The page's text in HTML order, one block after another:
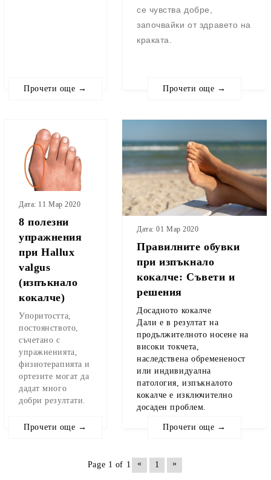
Прочети още →
се чувства добре,
започвайки от здравето на
краката.
Прочети още →
8 полезни
упражнения
при Hallux
valgus
(изпъкнало
кокалче)
Дата: 11 Мар 2020
Упоритостта,
постоянството,
съчетано с
упражненията,
физиотерапията и
ортезите могат да
дадат много
добри резултати.
Прочети още →
Правилните обувки
при изпъкнало
кокалче: Съвети и
решения
Дата: 01 Мар 2020
Досадното кокалче
Дали е в резултат на
продължителното носене на
високи токчета,
наследствена обремененост
или индивидуална
патология, изпъкналото
кокалче е изключително
досаден проблем.
Прочети още →
Page 1 of 1 « 1 »